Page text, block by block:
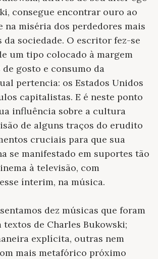
consegue encontrar ouro ao
na miséria dos perdedores mais
da sociedade. O escritor fez-se
um tipo colocado à margem
gosto e consumo da
pertencia: os Estados Unidos
capitalistas. E é neste ponto
influência sobre a cultura
de alguns traços do erudito
cruciais para que sua
se manifestado em suportes tão
à televisão, com
ínterim, na música.
dez músicas que foram
textos de Charles Bukowski;
explícita, outras nem
mais metafórico próximo